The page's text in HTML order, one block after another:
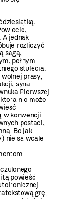
jednak
rozliczyć
sagą,
pełnym
stulecia.
prasy,
syna
Pierwszej
nie może
w konwencji
postaci,
Bo jak
nie są wcale
powieść
grę,